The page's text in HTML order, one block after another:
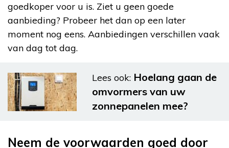
goedkoper voor u is. Ziet u geen goede
aanbieding? Probeer het dan op een later
moment nog eens. Aanbiedingen verschillen vaak
van dag tot dag.
Lees ook: Hoelang gaan de
omvormers van uw
zonnepanelen mee?
Neem de voorwaarden goed door